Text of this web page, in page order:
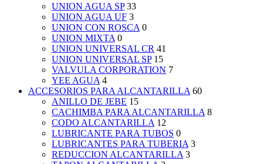
UNION AGUA SP 33
UNION AGUA UF 3
UNION CON ROSCA 0
UNION MIXTA 0
UNION UNIVERSAL CR 41
UNION UNIVERSAL SP 15
VALVULA CORPORATION 7
YEE AGUA 4
ACCESORIOS PARA ALCANTARILLA 60
ANILLO DE JEBE 15
CACHIMBA PARA ALCANTARILLA 8
CODO ALCANTARILLA 12
LUBRICANTE PARA TUBOS 0
LUBRICANTES PARA TUBERIA 3
REDUCCION ALCANTARILLA 3